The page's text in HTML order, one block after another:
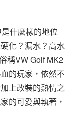
什麼樣的地位
化？漏水？高水
稱VW Golf MK2
的玩家，依然不
上改裝的熱情之
的可愛與執著，